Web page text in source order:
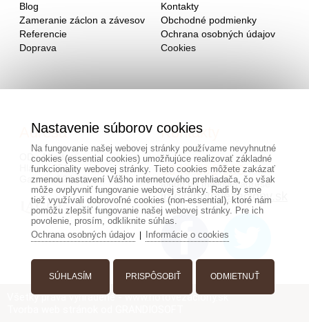
Blog
Zameranie záclon a závesov
Referencie
Doprava
Kontakty
Obchodné podmienky
Ochrana osobných údajov
Cookies
Adresa
OD - Mladosť
Hlavná 951
Galanta 924 01
Kontakty
0940 091 999
alebo na mailovej adrese
info@hotovezaclony.sk
Všetky práva vyhradené - www.hotovezaclony.sk
Nastavenie súborov cookies
Na fungovanie našej webovej stránky používame nevyhnutné
cookies (essential cookies) umožňujúce realizovať základné
funkcionality webovej stránky. Tieto cookies môžete zakázať
zmenou nastavení Vášho internetového prehliadača, čo však
môže ovplyvniť fungovanie webovej stránky. Radi by sme
tiež využívali dobrovoľné cookies (non-essential), ktoré nám
pomôžu zlepšiť fungovanie našej webovej stránky. Pre ich
povolenie, prosím, odkliknite súhlas.
Ochrana osobných údajov| Informácie o cookies
SÚHLASÍM PRISPÔSOBIŤ ODMIETNUŤ